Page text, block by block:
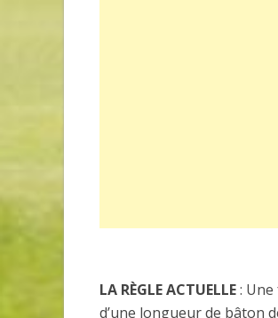
LA RÈGLE ACTUELLE:
d’une longueur de bâton